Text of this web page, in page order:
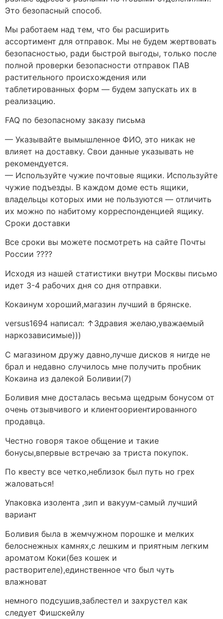
Это безопасный способ.
Мы работаем над тем, что бы расширить
ассортимент для отправок. Мы не будем жертвовать
безопасностью, ради быстрой выгоды, только после
полной проверки безопасности отправок ПАВ
растительного происхождения или
таблетированных форм — будем запускать их в
реализацию.
FAQ по безопасному заказу письма
— Указывайте вымышленное ФИО, это никак не
влияет на доставку. Свои данные указывать не
рекомендуется.
— Используйте чужие почтовые ящики. Используйте
чужие подъезды. В каждом доме есть ящики,
владельцы которых ими не пользуются — отличить
их можно по набитому корреспонденцией ящику.
Сроки доставки
Все сроки вы можете посмотреть на сайте Почты
России ????
Исходя из нашей статистики внутри Москвы письмо
идет 3-4 рабочих дня со дня отправки.
Кокаинум хороший,магазин лучший в брянске.
versus1694 написал: ↑Здравия желаю,уважаемый
наркозависимые)))
С магазином дружу давно,лучше дисков я нигде не
брал и недавно случилось мне получить пробник
Кокаина из далекой Боливии(7)
Боливия мне досталась весьма щедрым бонусом от
очень отзывчивого и клиентоориентированного
продавца.
Честно говоря такое общение и такие
бонусы,впервые встречаю за триста покупок.
По квесту все четко,неблизок был путь но грех
жаловаться!
Упаковка изолента ,зип и вакуум-самый лучший
вариант
Боливия была в жемчужном порошке и мелких
белоснежных камнях,с лешким и приятным легким
ароматом Коки(без кошек и
растворителе),единственное что был чуть
влажноват
немного подсушив,заблестел и захрустел как
следует Фишскейлу